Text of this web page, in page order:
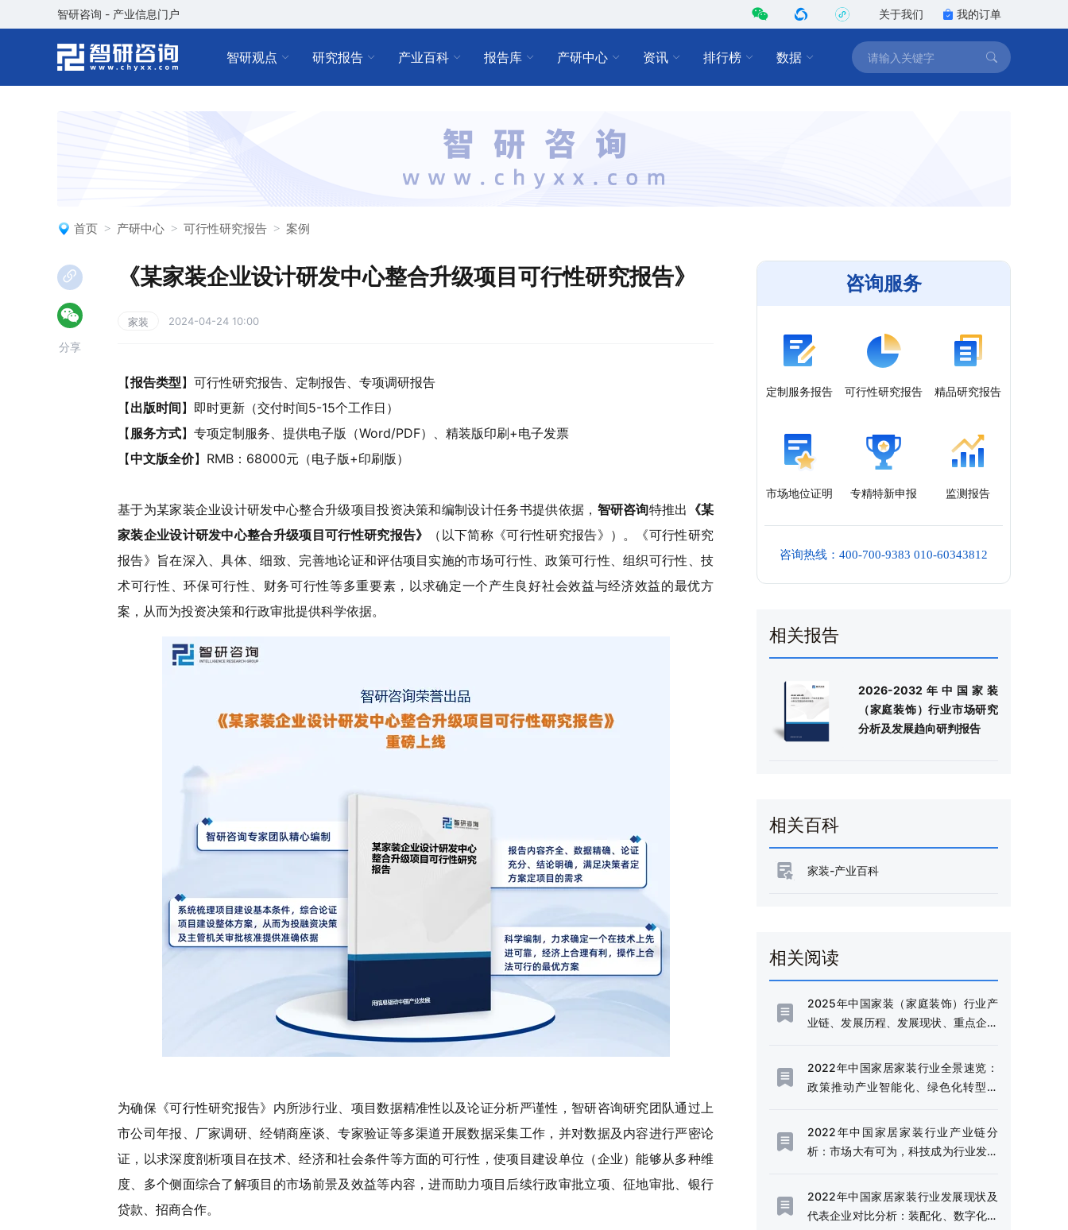
智研咨询 - 产业信息门户 关于我们 我的订单
智研观点 研究报告 产业百科 报告库 产研中心 资讯 排行榜 数据
首页 产研中心 可行性研究报告 案例
《某家装企业设计研发中心整合升级项目可行性研究报告》
家装 2024-04-24 10:00
【报告类型】可行性研究报告、定制报告、专项调研报告
【出版时间】即时更新（交付时间5-15个工作日）
【服务方式】专项定制服务、提供电子版（Word/PDF）、精装版印刷+电子发票
【中文版全价】RMB：68000元（电子版+印刷版）
基于为某家装企业设计研发中心整合升级项目投资决策和编制设计任务书提供依据， 智研咨询特推出 《某
家装企业设计研发中心整合升级项目可行性研究报告》
（以下简称《可行性研究报告》）。《可行性研究
报告》旨在深入、具体、细致、完善地论证和评估项目实施的市场可行性、政策可行性、组织可行性、技
术可行性、环保可行性、财务可行性等多重要素，以求确定一个产生良好社会效益与经济效益的最优方
案，从而为投资决策和行政审批提供科学依据。
为确保《可行性研究报告》内所涉行业、项目数据精准性以及论证分析严谨性，智研咨询研究团队通过上
市公司年报、厂家调研、经销商座谈、专家验证等多渠道开展数据采集工作，并对数据及内容进行严密论
证，以求深度剖析项目在技术、经济和社会条件等方面的可行性，使项目建设单位（企业）能够从多种维
度、多个侧面综合了解项目的市场前景及效益等内容，进而助力项目后续行政审批立项、征地审批、银行
贷款、招商合作。
分享
咨询服务
定制服务报告 可行性研究报告 精品研究报告
市场地位证明 专精特新申报 监测报告
咨询热线：400-700-9383 010-60343812
相关报告
2026-2032年中国家装
（家庭装饰）行业市场研究
分析及发展趋向研判报告
相关百科
家装-产业百科
相关阅读
2025年中国家装（家庭装饰）行业产
业链、发展历程、发展现状、重点企业
一站式家装服务需求的增加而不断扩大
[图]
2022年中国家居家装行业全景速览：
政策推动产业智能化、绿色化转型升
2022年中国家居家装行业产业链分
析：市场大有可为，科技成为行业发展
2022年中国家居家装行业发展现状及
代表企业对比分析：装配化、数字化、